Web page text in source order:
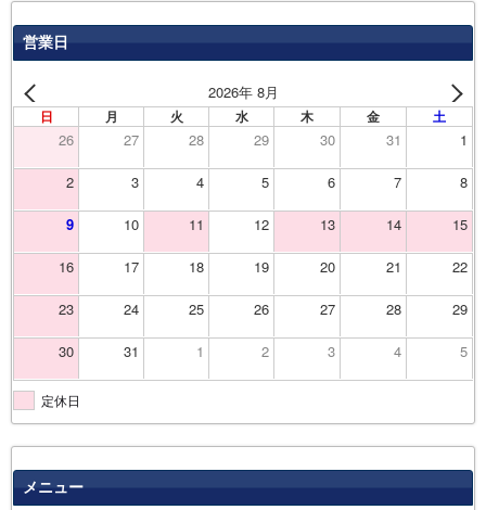
営業日
2026年 8月
日 月 火 水 木 金 土
26 27 28 29 30 31 1
2 3 4 5 6 7 8
9 10 11 12 13 14 15
16 17 18 19 20 21 22
23 24 25 26 27 28 29
30 31 1 2 3 4 5
定休日
メニュー